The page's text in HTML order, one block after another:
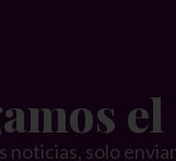
noticias, solo